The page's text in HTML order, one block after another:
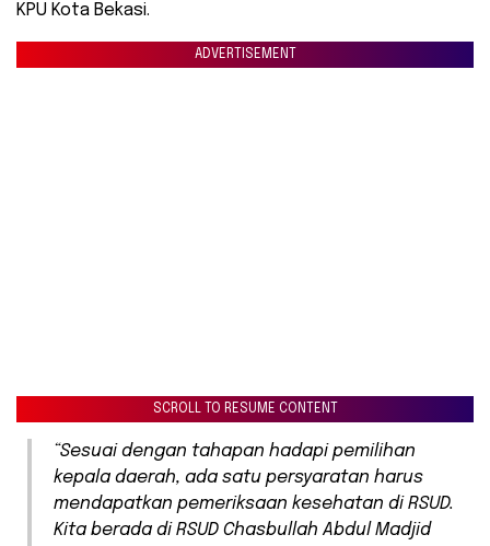
KPU Kota Bekasi.
ADVERTISEMENT
SCROLL TO RESUME CONTENT
“Sesuai dengan tahapan hadapi pemilihan
kepala daerah, ada satu persyaratan harus
mendapatkan pemeriksaan kesehatan di RSUD.
Kita berada di RSUD Chasbullah Abdul Madjid